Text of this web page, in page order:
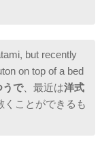
but recently
on top of a bed
うで、最近は洋式
くことができるも